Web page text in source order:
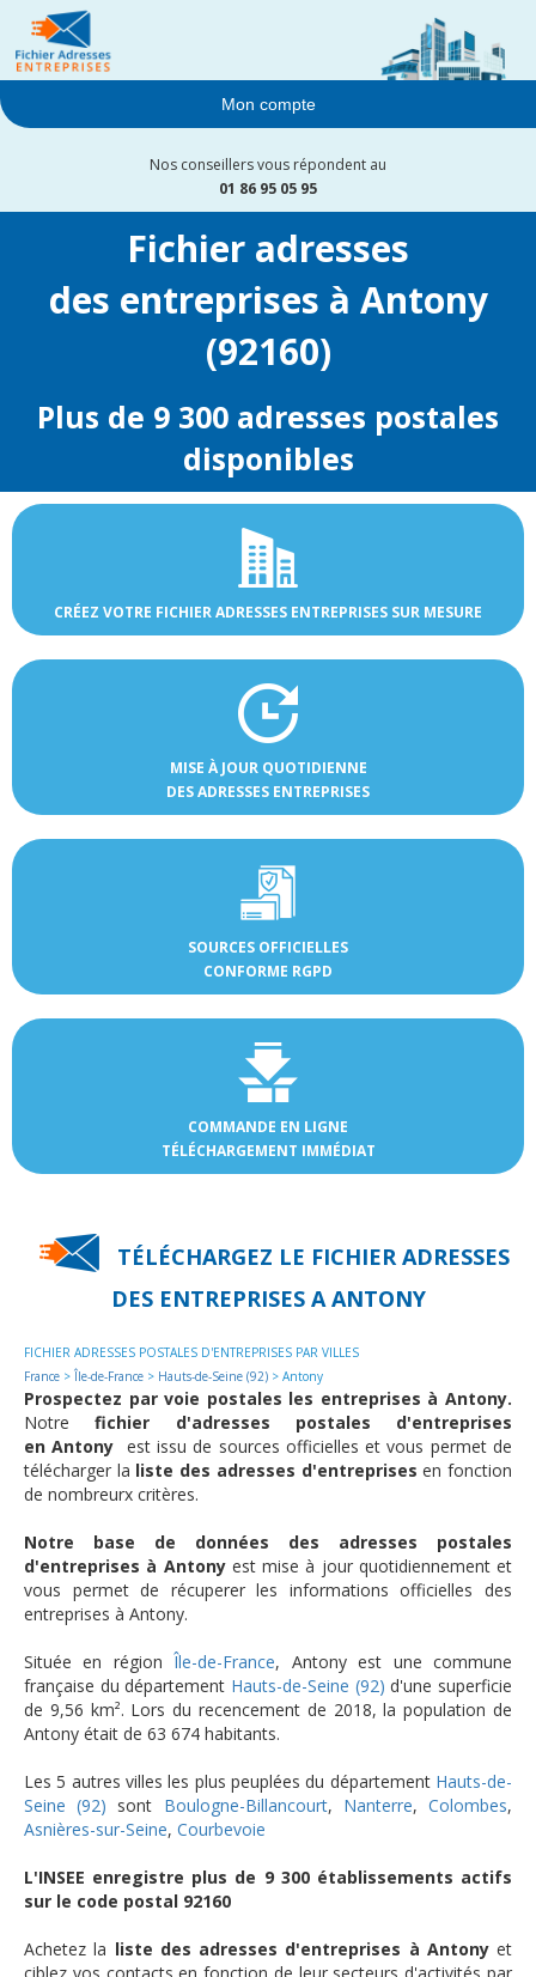
Mon compte
Nos conseillers vous répondent au
01 86 95 05 95
Fichier adresses
des entreprises à Antony
(92160)
Plus de 9 300 adresses postales
disponibles
CRÉEZ VOTRE FICHIER ADRESSES ENTREPRISES SUR MESURE
MISE À JOUR QUOTIDIENNE
DES ADRESSES ENTREPRISES
SOURCES OFFICIELLES
CONFORME RGPD
COMMANDE EN LIGNE
TÉLÉCHARGEMENT IMMÉDIAT
TÉLÉCHARGEZ LE FICHIER ADRESSES
DES ENTREPRISES A ANTONY
FICHIER ADRESSES POSTALES D'ENTREPRISES PAR VILLES
France > Île-de-France > Hauts-de-Seine (92) > Antony
Prospectez par voie postales les entreprises à Antony.
Notrefichier d'adresses postales d'entreprises
en Antony est issu de sources officielles et vous permet de
télécharger la liste des adresses d'entreprises en fonction
de nombreurx critères.
Notre base de données des adresses postales
d'entreprises à Antonyest mise à jour quotidiennement et
vous permet de récuperer les informations officielles des
entreprises à Antony.
Située en régionÎle-de-France, Antony est une commune
française du département Hauts-de-Seine (92) d'une superficie
de 9,56 km². Lors du recencement de 2018, la population de
Antony était de 63 674 habitants.
Les 5 autres villes les plus peuplées du département Hauts-de-
Seine (92) sont Boulogne-Billancourt, Nanterre,Colombes,
Asnières-sur-Seine, Courbevoie
L'INSEE enregistre plus de 9 300 établissements actifs
sur le code postal 92160
Achetez la liste des adresses d'entreprises à Antonyet